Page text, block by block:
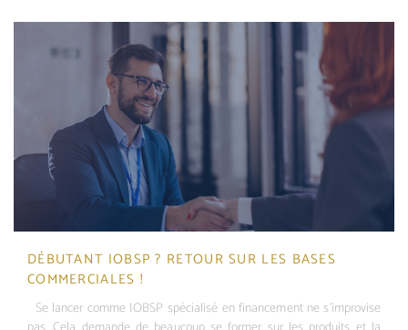
DÉBUTANT IOBSP ? RETOUR SUR LES BASES
COMMERCIALES !
Se lancer comme IOBSP spécialisé en financement ne s’improvise